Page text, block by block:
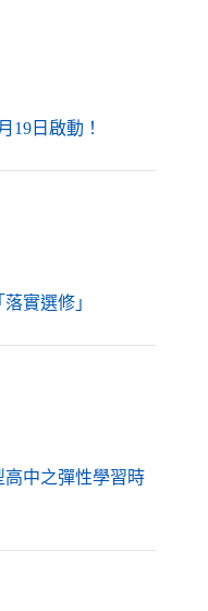
19日啟動！
實選修」
高中之彈性學習時